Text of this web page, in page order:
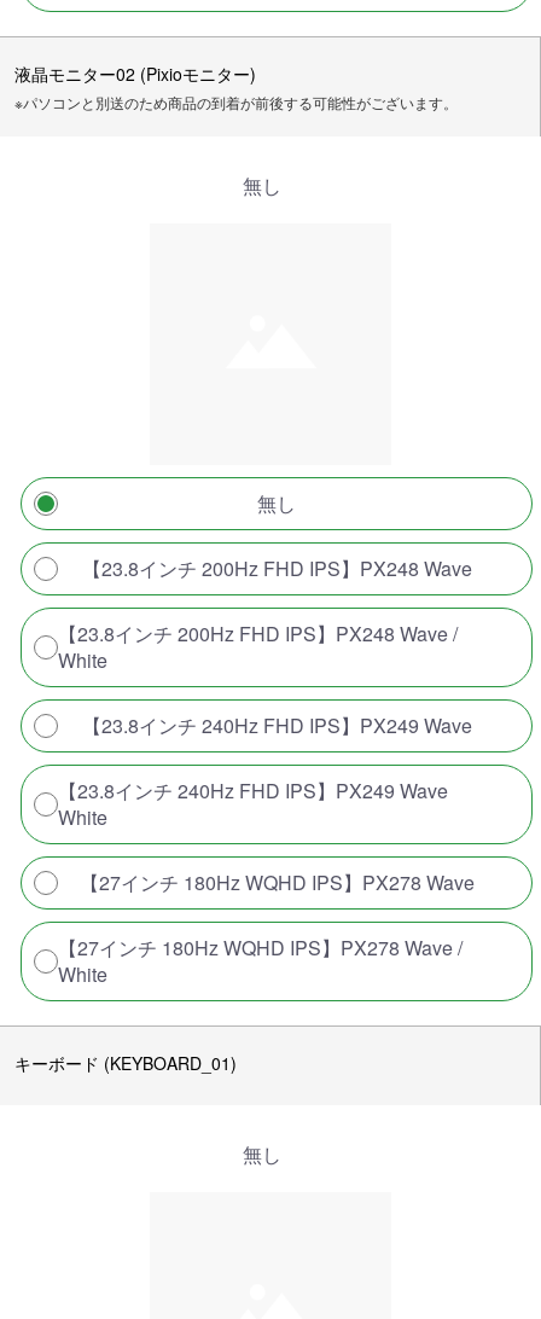
液晶モニター02 (Pixioモニター)
※パソコンと別送のため商品の到着が前後する可能性がございます。
無し
無し
【23.8インチ 200Hz FHD IPS】PX248 Wave
【23.8インチ 200Hz FHD IPS】PX248 Wave /
White
【23.8インチ 240Hz FHD IPS】PX249 Wave
【23.8インチ 240Hz FHD IPS】PX249 Wave
White
【27インチ 180Hz WQHD IPS】PX278 Wave
【27インチ 180Hz WQHD IPS】PX278 Wave /
White
キーボード (KEYBOARD_01)
無し